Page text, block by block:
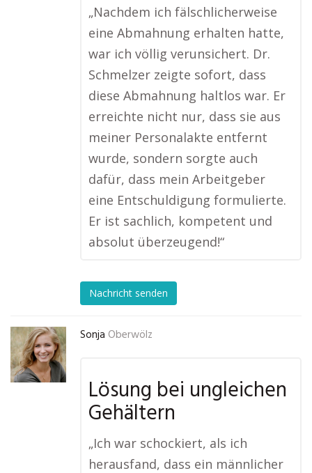
„Nachdem ich fälschlicherweise
eine Abmahnung erhalten hatte,
war ich völlig verunsichert. Dr.
Schmelzer zeigte sofort, dass
diese Abmahnung haltlos war. Er
erreichte nicht nur, dass sie aus
meiner Personalakte entfernt
wurde, sondern sorgte auch
dafür, dass mein Arbeitgeber
eine Entschuldigung formulierte.
Er ist sachlich, kompetent und
absolut überzeugend!“
Nachricht senden
Sonja Oberwölz
Lösung bei ungleichen
Gehältern
„Ich war schockiert, als ich
herausfand, dass ein männlicher